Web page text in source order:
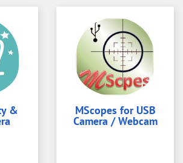
& MScopes for USB
Camera / Webcam